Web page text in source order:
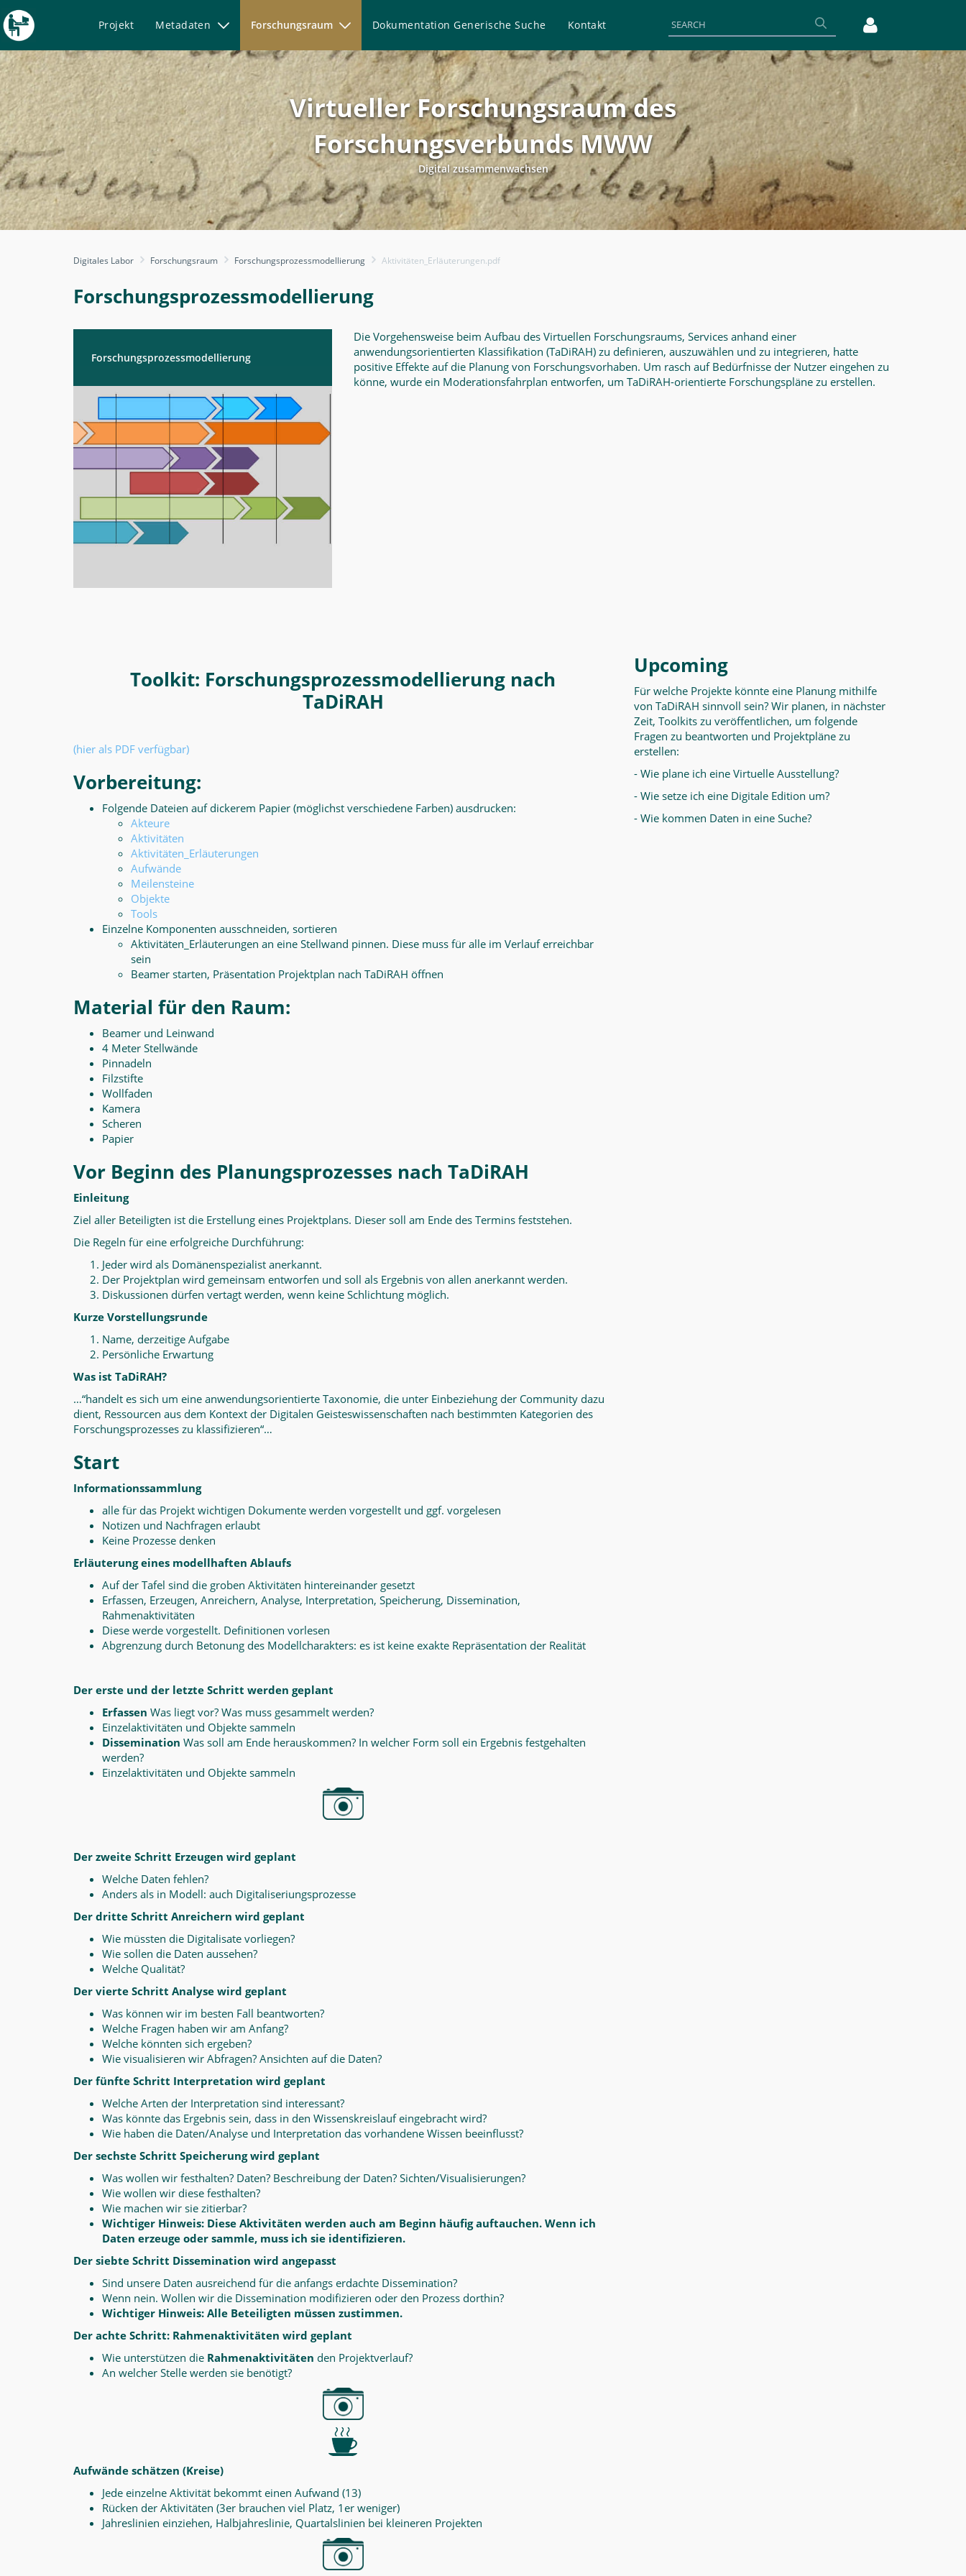
Projekt Metadaten Forschungsraum Dokumentation Generische Suche Kontakt
Virtueller Forschungsraum des
Forschungsverbunds MWW
Digital zusammenwachsen
-
Digitales
Digitales Labor Forschungsraum Forschungsprozessmodellierung Aktivitäten_Erläuterungen.pdf
Forschungsprozessmodellierung
Forschungsprozessmodellierung
Die Vorgehensweise beim Aufbau des Virtuellen Forschungsraums, Services anhand einer
anwendungsorientierten Klassifikation (TaDiRAH) zu definieren, auszuwählen und zu integrieren, hatte
positive Effekte auf die Planung von Forschungsvorhaben. Um rasch auf Bedürfnisse der Nutzer eingehen zu
könne, wurde ein Moderationsfahrplan entworfen, um TaDiRAH-orientierte Forschungspläne zu erstellen.
Toolkit: Forschungsprozessmodellierung nach
TaDiRAH
(hier als PDF verfügbar)
Vorbereitung:
Folgende Dateien auf dickerem Papier (möglichst verschiedene Farben) ausdrucken:
Akteure
Aktivitäten
Aktivitäten_Erläuterungen
Aufwände
Meilensteine
Objekte
Tools
Einzelne Komponenten ausschneiden, sortieren
Aktivitäten_Erläuterungen an eine Stellwand pinnen. Diese muss für alle im Verlauf erreichbar
sein
Beamer starten, Präsentation Projektplan nach TaDiRAH öffnen
Material für den Raum:
Beamer und Leinwand
4 Meter Stellwände
Pinnadeln
Filzstifte
Wollfaden
Kamera
Scheren
Papier
Vor Beginn des Planungsprozesses nach TaDiRAH
Einleitung
Ziel aller Beteiligten ist die Erstellung eines Projektplans. Dieser soll am Ende des Termins feststehen.
Die Regeln für eine erfolgreiche Durchführung:
Jeder wird als Domänenspezialist anerkannt.
Der Projektplan wird gemeinsam entworfen und soll als Ergebnis von allen anerkannt werden.
Diskussionen dürfen vertagt werden, wenn keine Schlichtung möglich.
Kurze Vorstellungsrunde
Name, derzeitige Aufgabe
Persönliche Erwartung
Was ist TaDiRAH?
…“handelt es sich um eine anwendungsorientierte Taxonomie, die unter Einbeziehung der Community dazu
dient, Ressourcen aus dem Kontext der Digitalen Geisteswissenschaften nach bestimmten Kategorien des
Forschungsprozesses zu klassifizieren“…
Start
Informationssammlung
alle für das Projekt wichtigen Dokumente werden vorgestellt und ggf. vorgelesen
Notizen und Nachfragen erlaubt
Keine Prozesse denken
Erläuterung eines modellhaften Ablaufs
Auf der Tafel sind die groben Aktivitäten hintereinander gesetzt
Erfassen, Erzeugen, Anreichern, Analyse, Interpretation, Speicherung, Dissemination,
Rahmenaktivitäten
Diese werde vorgestellt. Definitionen vorlesen
Abgrenzung durch Betonung des Modellcharakters: es ist keine exakte Repräsentation der Realität
Der erste und der letzte Schritt werden geplant
Erfassen Was liegt vor? Was muss gesammelt werden?
Einzelaktivitäten und Objekte sammeln
Dissemination Was soll am Ende herauskommen? In welcher Form soll ein Ergebnis festgehalten
werden?
Einzelaktivitäten und Objekte sammeln
Der zweite Schritt Erzeugen wird geplant
Welche Daten fehlen?
Anders als in Modell: auch Digitaliseriungsprozesse
Der dritte Schritt Anreichern wird geplant
Wie müssten die Digitalisate vorliegen?
Wie sollen die Daten aussehen?
Welche Qualität?
Der vierte Schritt Analyse wird geplant
Was können wir im besten Fall beantworten?
Welche Fragen haben wir am Anfang?
Welche könnten sich ergeben?
Wie visualisieren wir Abfragen? Ansichten auf die Daten?
Der fünfte Schritt Interpretation wird geplant
Welche Arten der Interpretation sind interessant?
Was könnte das Ergebnis sein, dass in den Wissenskreislauf eingebracht wird?
Wie haben die Daten/Analyse und Interpretation das vorhandene Wissen beeinflusst?
Der sechste Schritt Speicherung wird geplant
Was wollen wir festhalten? Daten? Beschreibung der Daten? Sichten/Visualisierungen?
Wie wollen wir diese festhalten?
Wie machen wir sie zitierbar?
Wichtiger Hinweis: Diese Aktivitäten werden auch am Beginn häufig auftauchen. Wenn ich
Daten erzeuge oder sammle, muss ich sie identifizieren.
Der siebte Schritt Dissemination wird angepasst
Sind unsere Daten ausreichend für die anfangs erdachte Dissemination?
Wenn nein. Wollen wir die Dissemination modifizieren oder den Prozess dorthin?
Wichtiger Hinweis: Alle Beteiligten müssen zustimmen.
Der achte Schritt: Rahmenaktivitäten wird geplant
Wie unterstützen die Rahmenaktivitäten den Projektverlauf?
An welcher Stelle werden sie benötigt?
Aufwände schätzen (Kreise)
Jede einzelne Aktivität bekommt einen Aufwand (13)
Rücken der Aktivitäten (3er brauchen viel Platz, 1er weniger)
Jahreslinien einziehen, Halbjahreslinie, Quartalslinien bei kleineren Projekten
Upcoming
Für welche Projekte könnte eine Planung mithilfe
von TaDiRAH sinnvoll sein? Wir planen, in nächster
Zeit, Toolkits zu veröffentlichen, um folgende
Fragen zu beantworten und Projektpläne zu
erstellen:
- Wie plane ich eine Virtuelle Ausstellung?
- Wie setze ich eine Digitale Edition um?
- Wie kommen Daten in eine Suche?